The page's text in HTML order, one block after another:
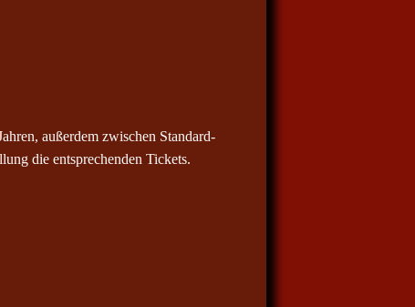
außerdem zwischen Standard-
die entsprechenden Tickets.